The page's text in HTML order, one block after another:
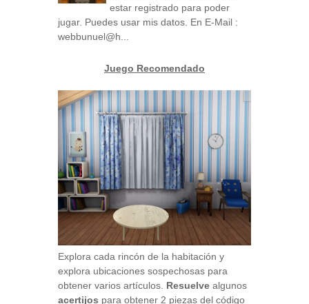
estar registrado para poder
jugar. Puedes usar mis datos. En E-Mail :
webbunuel@h...
Juego Recomendado
Explora cada rincón de la habitación y
explora ubicaciones sospechosas para
obtener varios artículos. Resuelve algunos
acertijos para obtener 2 piezas del código